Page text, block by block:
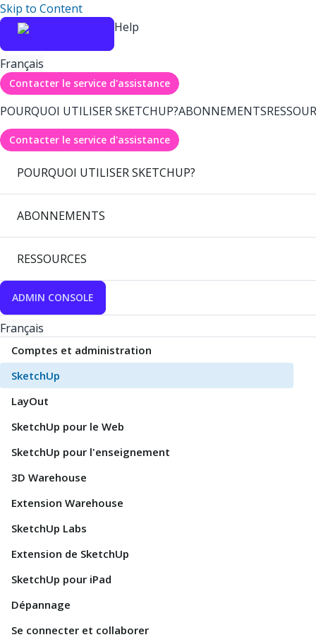
Skip to Content
Help
Français
Contacter le service d'assistance
POURQUOI UTILISER SKETCHUP?ABONNEMENTS
Contacter le service d'assistance
POURQUOI UTILISER SKETCHUP?
ABONNEMENTS
RESSOURCES
ADMIN CONSOLE
Français
Comptes et administration
SketchUp
LayOut
SketchUp pour le Web
SketchUp pour l'enseignement
3D Warehouse
Extension Warehouse
SketchUp Labs
Extension de SketchUp
SketchUp pour iPad
Dépannage
Se connecter et collaborer